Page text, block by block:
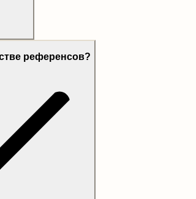
референсов?